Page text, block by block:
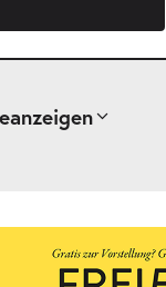
anzeigen